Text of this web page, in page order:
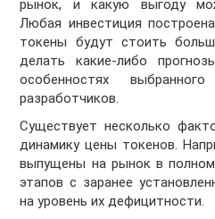
рынок, и какую выгоду
Любая инвестиция
токены будут стоить
делать какие-либо
особенностях
разработчиков.
Существует несколько
динамику цены токенов.
выпущены на рынок в
этапов с заранее
на уровень их дефицитности.